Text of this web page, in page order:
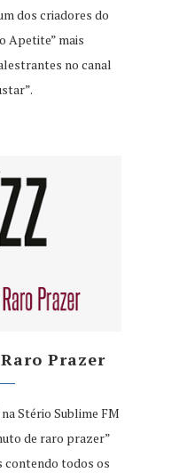
dos criadores do
Apetite” mais
no canal
Prazer
Stério Sublime FM
de raro prazer”
contendo todos os